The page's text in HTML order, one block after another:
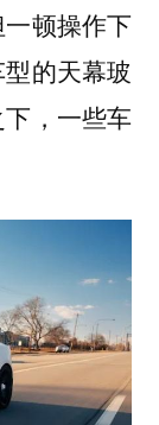
顿操作下
的天幕玻
，一些车